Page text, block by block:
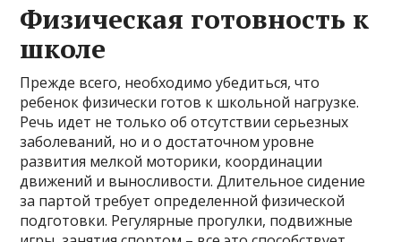
Физическая готовность к
школе
Прежде всего, необходимо убедиться, что
ребенок физически готов к школьной нагрузке.
Речь идет не только об отсутствии серьезных
заболеваний, но и о достаточном уровне
развития мелкой моторики, координации
движений и выносливости. Длительное сидение
за партой требует определенной физической
подготовки. Регулярные прогулки, подвижные